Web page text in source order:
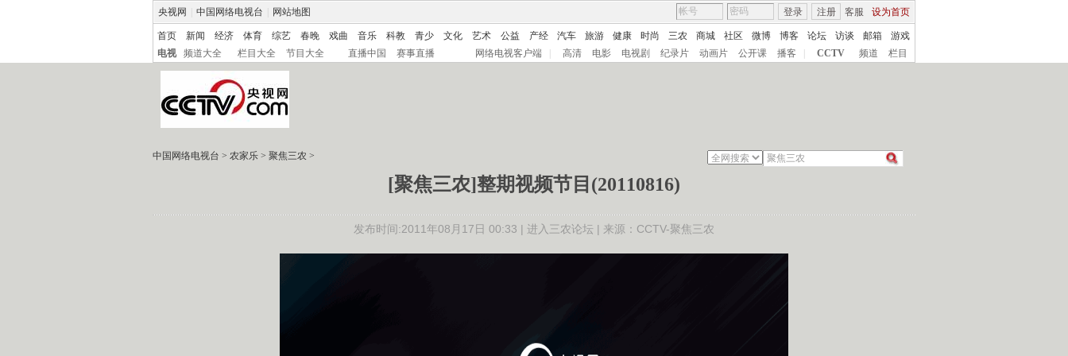
央视网 中国网络电视台 网站地图 客服 设为首页
登录 注册
首页 新闻 经济 体育 综艺 春晚 戏曲 音乐 科教 青少 文化 艺术 公益 产经 汽车 旅游 健康 时尚 三农 商城 社区 微博 博客 论坛 访谈 邮箱
游戏
电视
频道大全 栏目大全 节目大全 直播中国 赛事直播 网络电视客户端 高清 电影 电视剧 纪录片 动画片 公开课 播客 CCTV 频道 栏目
中国网络电视台 > 农家乐 > 聚焦三农 >
[聚焦三农]整期视频节目(20110816)
发布时间:2011年08月17日 00:33 | 进入三农论坛 | 来源：CCTV-聚焦三农